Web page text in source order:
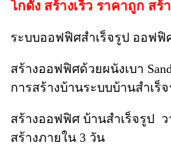
โกดัง สร้างเร็ว ราคาถูก สร้
ระบบออฟฟิศสำเร็จรูป ออฟ
สร้างออฟฟิศด้วยผนังเบา
การสร้างบ้านระบบบ้านสำเร็จ
สร้างออฟฟิศ บ้านสำเร็จรูป
สร้างภายใน 3 วัน